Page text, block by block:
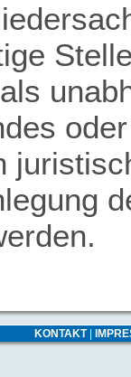
KONTAKT|